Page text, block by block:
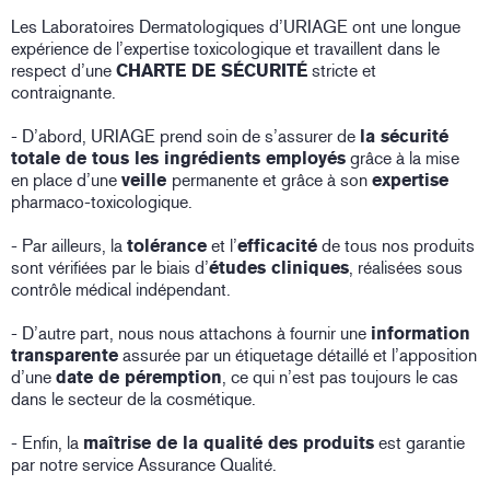
Les Laboratoires Dermatologiques d’URIAGE ont une longue
expérience de l’expertise toxicologique et travaillent dans le
respect d’une CHARTE DE SÉCURITÉ stricte et
contraignante.
- D’abord, URIAGE prend soin de s’assurer de la sécurité
totale de tous les ingrédients employés grâce à la mise
en place d’une veille permanente et grâce à son expertise
pharmaco-toxicologique.
- Par ailleurs, la tolérance et l’efficacité de tous nos produits
sont vérifiées par le biais d’études cliniques, réalisées sous
contrôle médical indépendant.
- D’autre part, nous nous attachons à fournir une information
transparente assurée par un étiquetage détaillé et l’apposition
d’une date de péremption, ce qui n’est pas toujours le cas
dans le secteur de la cosmétique.
- Enfin, la maîtrise de la qualité des produits est garantie
par notre service Assurance Qualité.